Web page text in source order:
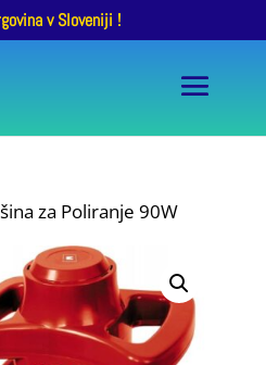
v Sloveniji !
za Poliranje 90W